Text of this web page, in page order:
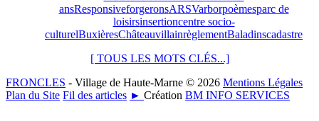
ansResponsiveforgeronsARSVarborpoèmesparc de
loisirsinsertioncentre socio-
culturelBuxièresChâteauvillainrèglementBaladinscadastre
[ TOUS LES MOTS CLÉS...]
FRONCLES - Village de Haute-Marne © 2026 Mentions Légales
Plan du Site Fil des articles ► Création BM INFO SERVICES